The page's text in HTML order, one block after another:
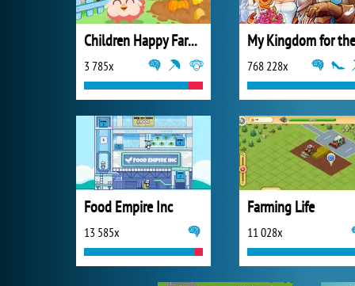
Children Happy Farm DuDu
3 785x 768 228x
Food Empire Inc
13 585x
Farming Life
11 028x